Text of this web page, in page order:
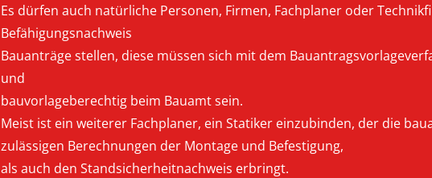
Es dürfen auch natürliche Personen, Firmen, Fachplaner oder
Befähigungsnachweis
Bauanträge stellen, diese müssen sich mit dem
und
bauvorlageberechtig beim Bauamt sein.
Meist ist ein weiterer Fachplaner, ein Statiker einzubinden, der die
zulässigen Berechnungen der Montage und Befestigung,
als auch den Standsicherheitnachweis erbringt.